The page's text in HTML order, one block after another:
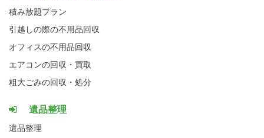
積み放題プラン
引越しの際の不用品回収
オフィスの不用品回収
エアコンの回収・買取
粗大ごみの回収・処分
遺品整理
遺品整理